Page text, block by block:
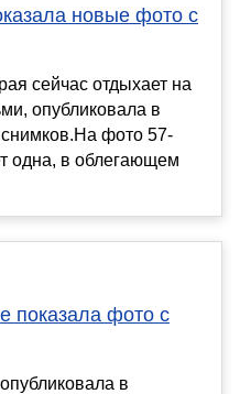
новые фото с
сейчас отдыхает на
опубликовала в
фото 57-
одна, в облегающем
показала фото с
в